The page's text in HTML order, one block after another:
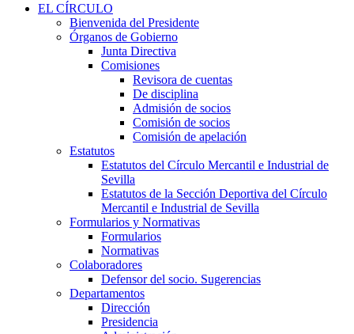
EL CÍRCULO
Bienvenida del Presidente
Órganos de Gobierno
Junta Directiva
Comisiones
Revisora de cuentas
De disciplina
Admisión de socios
Comisión de socios
Comisión de apelación
Estatutos
Estatutos del Círculo Mercantil e Industrial de
Sevilla
Estatutos de la Sección Deportiva del Círculo
Mercantil e Industrial de Sevilla
Formularios y Normativas
Formularios
Normativas
Colaboradores
Defensor del socio. Sugerencias
Departamentos
Dirección
Presidencia